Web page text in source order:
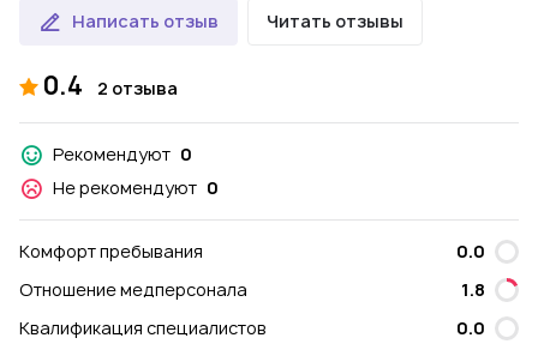
Написать отзыв Читать отзывы
0.4 2 отзыва
Рекомендуют 0
Не рекомендуют 0
Комфорт пребывания
0.0
Отношение медперсонала
1.8
Квалификация специалистов
0.0